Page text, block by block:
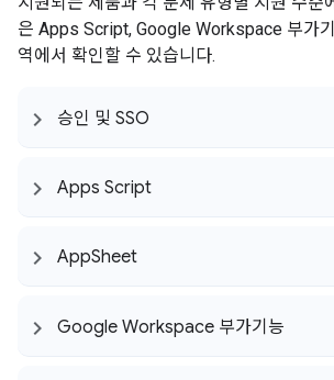
은 Apps Script, Google Workspace 부가
역에서 확인할 수 있습니다.
승인 및 SSO
Apps Script
AppSheet
Google Workspace 부가기능